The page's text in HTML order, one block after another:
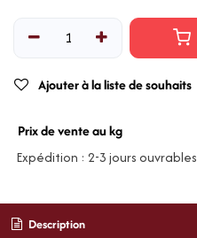
Ajouter à la liste de souhaits
Prix de vente au kg
Expédition : 2-3 jours ouvrables
Description